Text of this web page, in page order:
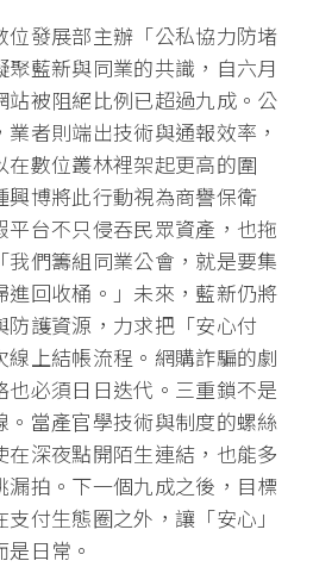
位發展部主辦「公私協力防堵
藍新與同業的共識，自六月
被阻絕比例已超過九成。公
者則端出技術與通報效率，
數位叢林裡架起更高的圍
興博將此行動視為商譽保衛
台不只侵吞民眾資產，也拖
們籌組同業公會，就是要集
進回收桶。」未來，藍新仍將
護資源，力求把「安心付
上結帳流程。網購詐騙的劇
必須日日迭代。三重鎖不是
。當產官學技術與制度的螺絲
深夜點開陌生連結，也能多
拍。下一個九成之後，目標
付生態圈之外，讓「安心」
日常。